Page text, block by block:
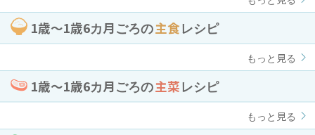
1歳〜1歳6カ月ごろの主食レシピ
もっと見る
1歳〜1歳6カ月ごろの主菜レシピ
もっと見る